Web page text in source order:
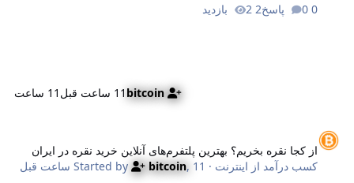
0 پاسخ 2 بازدید
bitcoin 11 ساعت قبل 11 ساعت
از کجا نقره بخریم؟ بهترین پلتفرم‌های آنلاین خرید نقره در ایران
کسب درآمد از اینترنت · Started by
bitcoin, 11 ساعت قبل